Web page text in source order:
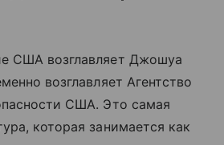
США возглавляет Джошуа
возглавляет Агентство
США. Это самая
которая занимается как